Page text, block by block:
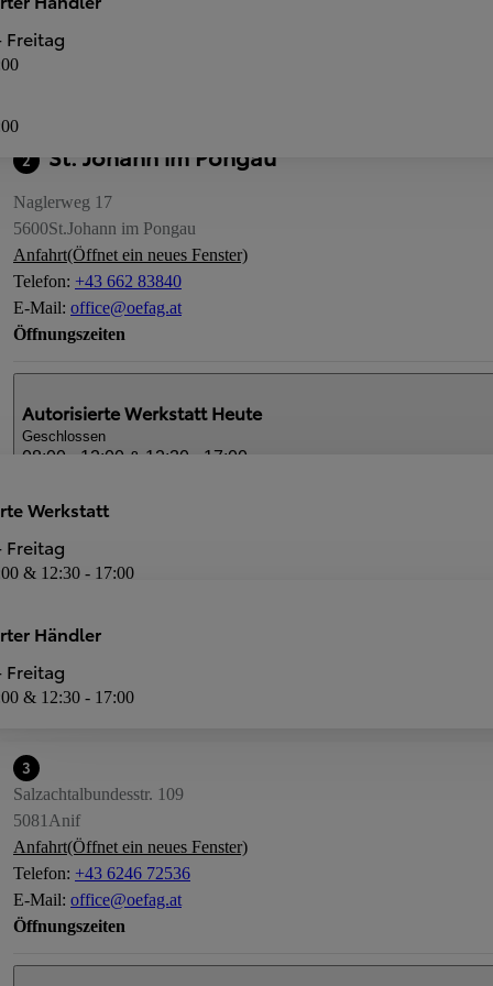
2 St. Johann im Pongau
Naglerweg 17
5600St.Johann im Pongau
Anfahrt(Öffnet ein neues Fenster)
Telefon: +43 662 83840
E-Mail: office@oefag.at
Öffnungszeiten
Autorisierte Werkstatt Heute
Geschlossen
08:00 - 12:00 & 12:30 - 17:00
Werkstatt
& 12:30 - 17:00
Autorisierter Händler
Geschlossen
08:00 - 12:00 & 12:30 - 17:00
Händler
& 12:30 - 17:00
Dienstleistungen
3
Salzachtalbundesstr. 109
5081 Anif
Anfahrt(Öffnet ein neues Fenster)
Telefon: +43 6246 72536
E-Mail: office@oefag.at
Öffnungszeiten